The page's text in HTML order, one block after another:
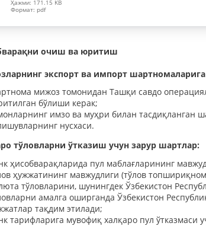
Ҳажми: 171.15 KB
Формат: pdf
очиш ва юритиш
экспорт ва импорт
мижоз томонидан Ташқи савдо
бўлиши керак;
имзо ва муҳри билан тасдиқланган
нусхаси.
тўловларни ўтказиш учун зарур шартлар:
ҳисобварақларида пул маблағларининг
ҳужжатининг мавжудлиги (тўлов
тўловларини, шунингдек Ўзбекистон
амалга оширганда Ўзбекистон
тақдим этилади;
тарифларига мувофиқ халқаро пул